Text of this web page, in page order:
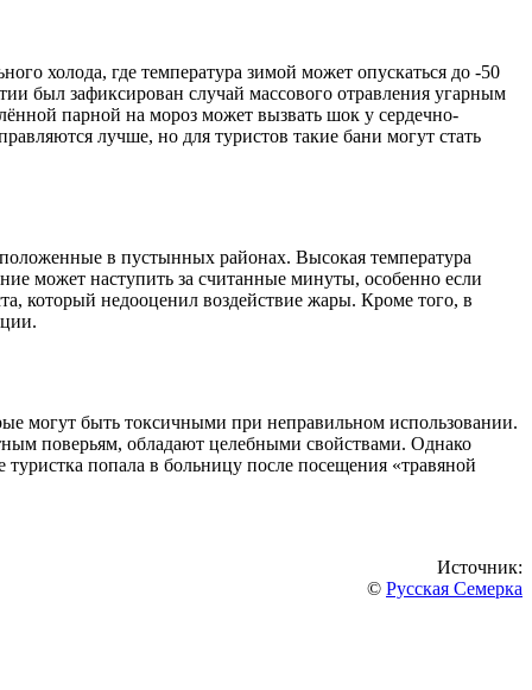
холода, где температура зимой может опускаться до -50
был зафиксирован случай массового отравления угарным
парной на мороз может вызвать шок у сердечно-
лучше, но для туристов такие бани могут стать
в пустынных районах. Высокая температура
может наступить за считанные минуты, особенно если
который недооценил воздействие жары. Кроме того, в
могут быть токсичными при неправильном использовании.
поверьям, обладают целебными свойствами. Однако
попала в больницу после посещения «травяной
Источник:
© Русская Семерка